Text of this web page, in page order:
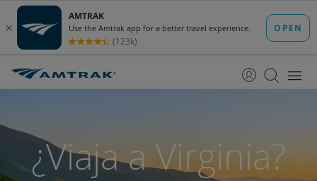
Contenido
Navegación
¿Viaja a Virginia?